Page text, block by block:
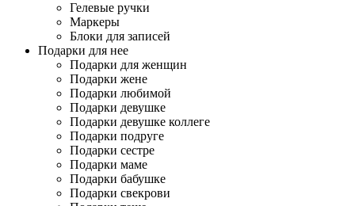
Гелевые ручки
Маркеры
Блоки для записей
Подарки для нее
Подарки для женщин
Подарки жене
Подарки любимой
Подарки девушке
Подарки девушке коллеге
Подарки подруге
Подарки сестре
Подарки маме
Подарки бабушке
Подарки свекрови